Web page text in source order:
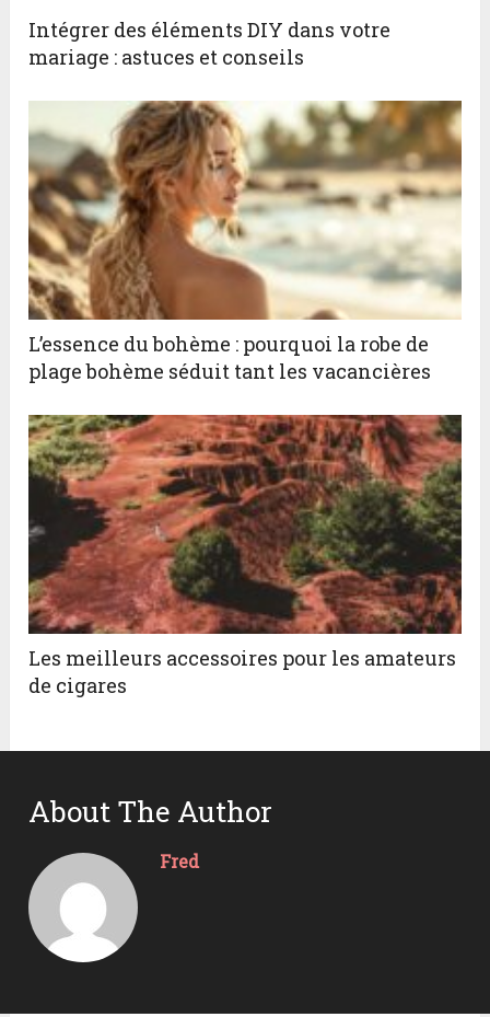
Intégrer des éléments DIY dans votre
mariage : astuces et conseils
L’essence du bohème : pourquoi la robe de
plage bohème séduit tant les vacancières
Les meilleurs accessoires pour les amateurs
de cigares
About The Author
Fred